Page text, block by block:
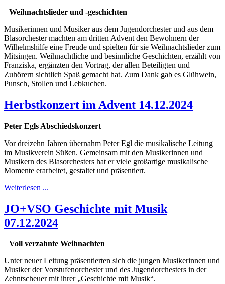
Weihnachtslieder und -geschichten
Musikerinnen und Musiker aus dem Jugendorchester und aus dem
Blasorchester machten am dritten Advent den Bewohnern der
Wilhelmshilfe eine Freude und spielten für sie Weihnachtslieder zum
Mitsingen. Weihnachtliche und besinnliche Geschichten, erzählt von
Franziska, ergänzten den Vortrag, der allen Beteiligten und
Zuhörern sichtlich Spaß gemacht hat. Zum Dank gab es Glühwein,
Punsch, Stollen und Lebkuchen.
Herbstkonzert im Advent 14.12.2024
Peter Egls Abschiedskonzert
Vor dreizehn Jahren übernahm Peter Egl die musikalische Leitung
im Musikverein Süßen. Gemeinsam mit den Musikerinnen und
Musikern des Blasorchesters hat er viele großartige musikalische
Momente erarbeitet, gestaltet und präsentiert.
Weiterlesen ...
JO+VSO Geschichte mit Musik
07.12.2024
Voll verzahnte Weihnachten
Unter neuer Leitung präsentierten sich die jungen Musikerinnen und
Musiker der Vorstufenorchester und des Jugendorchesters in der
Zehntscheuer mit ihrer „Geschichte mit Musik“.